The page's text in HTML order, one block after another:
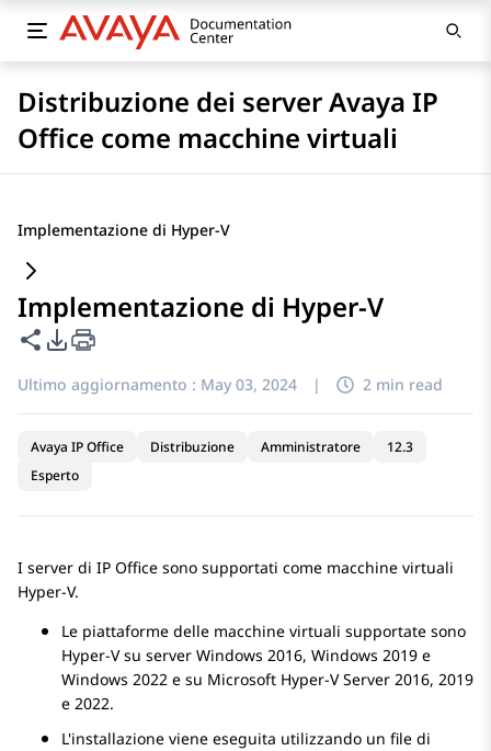
Distribuzione dei server Avaya IP
Office come macchine virtuali
Implementazione di Hyper-V
Implementazione di Hyper-V
Condividi questa pagina
Opzioni di esportazione PDF
Ultimo aggiornamento : May 03, 2024 | 2 min read
Avaya IP Office Distribuzione Amministratore
12.3
Esperto
I server di IP Office sono supportati come macchine virtuali
Hyper-V.
Le piattaforme delle macchine virtuali supportate sono
Hyper-V su server Windows 2016, Windows 2019 e
Windows 2022 e su Microsoft Hyper-V Server 2016, 2019
e 2022.
L'installazione viene eseguita utilizzando un file di